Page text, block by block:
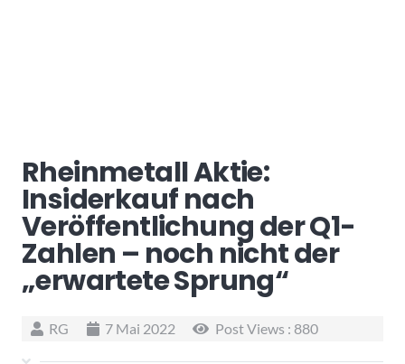
Rheinmetall Aktie:
Insiderkauf nach
Veröffentlichung der Q1-
Zahlen – noch nicht der
„erwartete Sprung“
RG 7 Mai 2022 Post Views : 880